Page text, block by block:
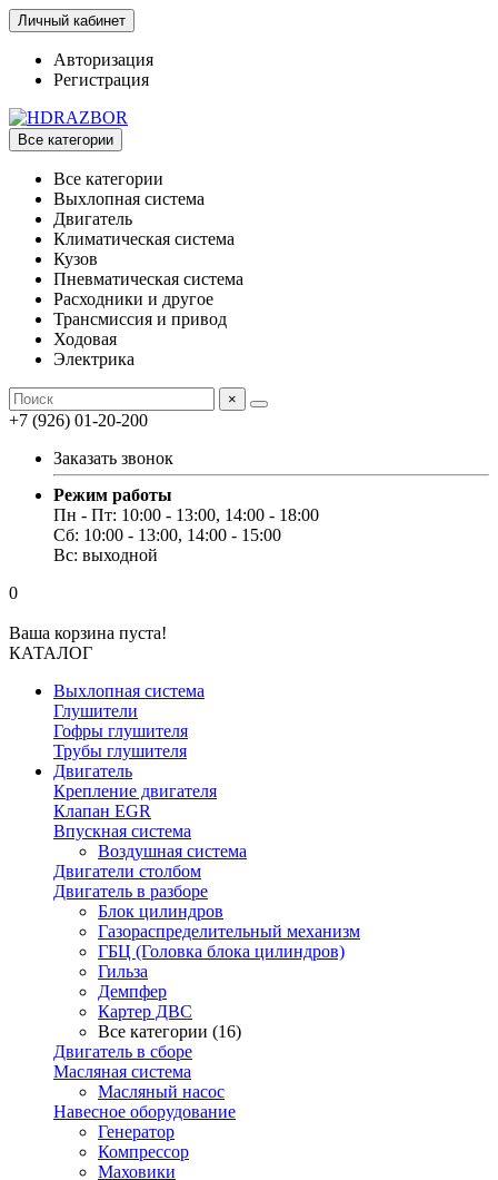
Личный кабинет
Авторизация
Регистрация
Все категории
Все категории
Выхлопная система
Двигатель
Климатическая система
Кузов
Пневматическая система
Расходники и другое
Трансмиссия и привод
Ходовая
Электрика
×
+7 (926) 01-20-200
Заказать звонок
Режим работы
Пн - Пт: 10:00 - 13:00, 14:00 - 18:00
Сб: 10:00 - 13:00, 14:00 - 15:00
Вс: выходной
0
Ваша корзина пуста!
КАТАЛОГ
Выхлопная система
Глушители
Гофры глушителя
Трубы глушителя
Двигатель
Крепление двигателя
Клапан EGR
Впускная система
Воздушная система
Двигатели столбом
Двигатель в разборе
Блок цилиндров
Газораспределительный механизм
ГБЦ (Головка блока цилиндров)
Гильза
Демпфер
Картер ДВС
Все категории (16)
Двигатель в сборе
Масляная система
Масляный насос
Навесное оборудование
Генератор
Компрессор
Маховики